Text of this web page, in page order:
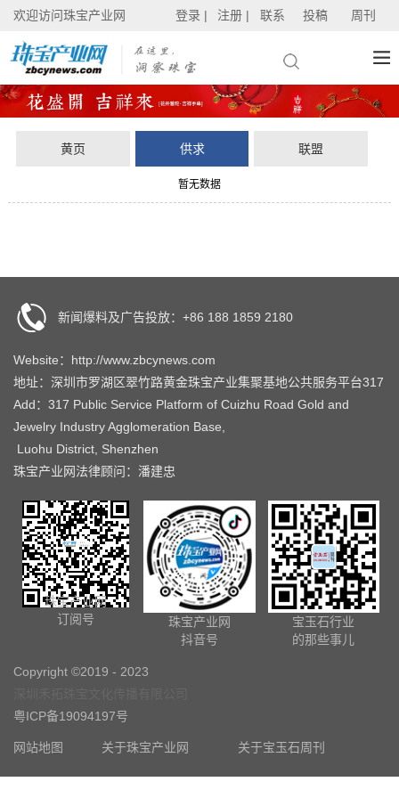
欢迎访问珠宝产业网 登录 | 注册 | 联系 投稿 周刊
黄页 供求 联盟
暂无数据
新闻爆料及广告投放：+86 188 1859 2180
Website：http://www.zbcynews.com
地址：深圳市罗湖区翠竹路黄金珠宝产业集聚基地公共服务平台317
Add：317 Public Service Platform of Cuizhu Road Gold and
Jewelry Industry Agglomeration Base,
Luohu District, Shenzhen
珠宝产业网法律顾问：潘建忠
珠宝产业网
订阅号
珠宝产业网
抖音号
宝玉石行业
的那些事儿
Copyright ©2019 - 2023
粤ICP备19094197号
网站地图 关于珠宝产业网 关于宝玉石周刊